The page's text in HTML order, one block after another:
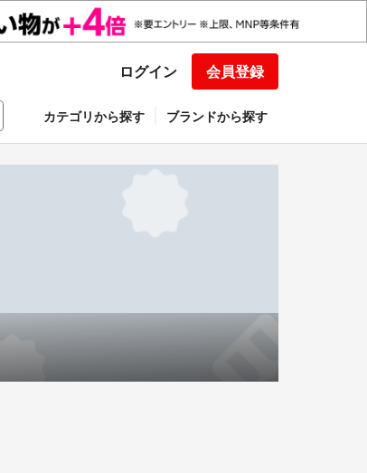
ログイン 会員登録
カテゴリから探す ブランドから探す